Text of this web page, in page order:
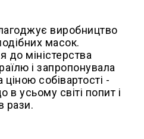
виробництво
масок.
до міністерства
і запропонувала
собівартості -
усьому світі попит і
рази.